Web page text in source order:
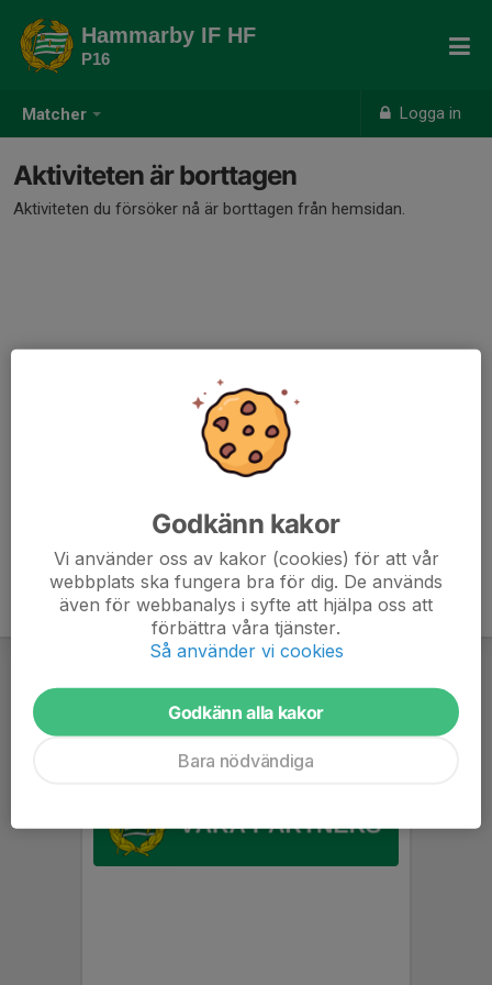
Matcher Logga in
Hammarby IF HF
P16
Aktiviteten är borttagen
Aktiviteten du försöker nå är borttagen från hemsidan.
Godkänn kakor
Vi använder oss av kakor (cookies) för att vår
webbplats ska fungera bra för dig. De används
även för webbanalys i syfte att hjälpa oss att
förbättra våra tjänster.
Så använder vi cookies
Godkänn alla kakor
Bara nödvändiga